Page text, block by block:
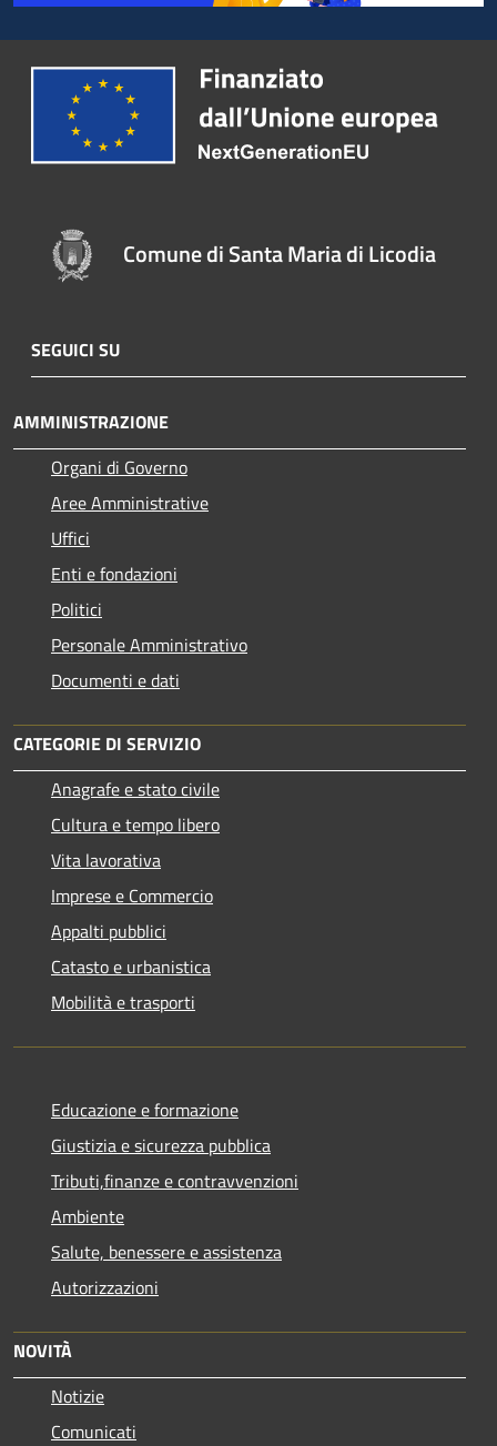
Comune di Santa Maria di Licodia
SEGUICI SU
AMMINISTRAZIONE
Organi di Governo
Aree Amministrative
Uffici
Enti e fondazioni
Politici
Personale Amministrativo
Documenti e dati
CATEGORIE DI SERVIZIO
Anagrafe e stato civile
Cultura e tempo libero
Vita lavorativa
Imprese e Commercio
Appalti pubblici
Catasto e urbanistica
Mobilità e trasporti
Educazione e formazione
Giustizia e sicurezza pubblica
Tributi,finanze e contravvenzioni
Ambiente
Salute, benessere e assistenza
Autorizzazioni
NOVITÀ
Notizie
Comunicati